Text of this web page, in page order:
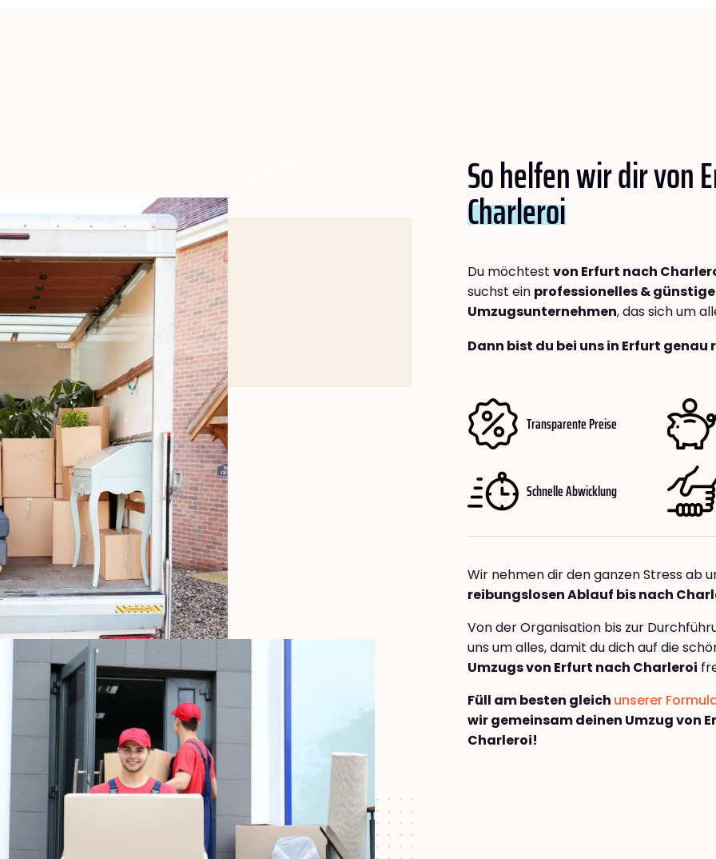
So helfen wir dir von
Charleroi
Du möchtest von Erfurt nach
suchst ein professionelles &
Umzugsunternehmen, das sich um
Dann bist du bei uns in Erfurt
Transparente Preise
Schnelle Abwicklung
Wir nehmen dir den ganzen Stress ab
reibungslosen Ablauf bis nach
Von der Organisation bis zur
uns um alles, damit du dich auf die
Umzugs von Erfurt nach Charleroi
Füll am besten gleich unserer
wir gemeinsam deinen Umzug von
Charleroi!